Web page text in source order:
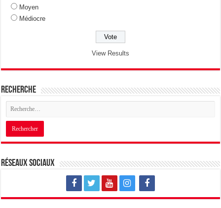
Moyen
Médiocre
View Results
Recherche
Réseaux sociaux